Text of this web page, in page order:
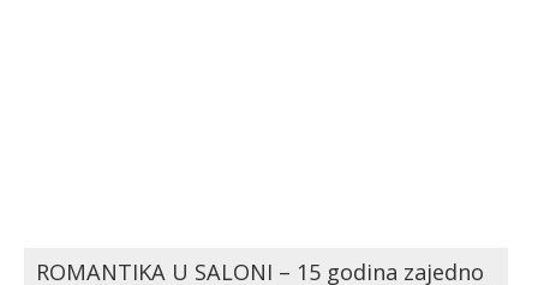
ROMANTIKA U SALONI – 15 godina zajedno